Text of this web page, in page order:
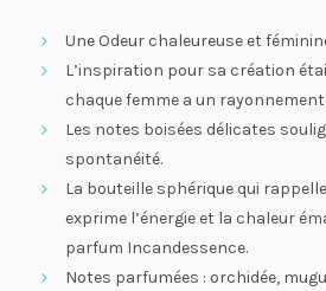
Une Odeur chaleureuse et
L’inspiration pour sa création
chaque femme a un
Les notes boisées délicates
spontanéité.
La bouteille sphérique qui
exprime l’énergie et la chaleur
parfum Incandessence.
Notes parfumées : orchidée,